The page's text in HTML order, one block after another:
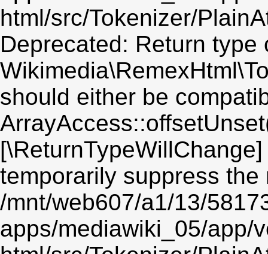
html/src/Tokenizer/
Deprecated: Return type
should either be
temporarily suppress the
/mnt/web607/a1/13/
apps/mediawiki_05/app/